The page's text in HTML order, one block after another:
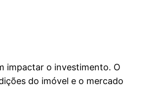
impactar o investimento. O
do imóvel e o mercado